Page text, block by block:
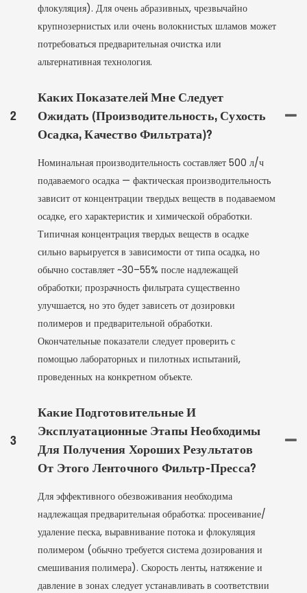
флокуляция). Для очень абразивных, чрезвычайно
крупнозернистых или очень волокнистых шламов может
потребоваться предварительная очистка или
альтернативная технология.
2
Каких Показателей Мне Следует
Ожидать (производительность, Сухость
Осадка, Качество Фильтрата)?
Номинальная производительность составляет 500 л/ч
подаваемого осадка — фактическая производительность
зависит от концентрации твердых веществ в подаваемом
осадке, его характеристик и химической обработки.
Типичная концентрация твердых веществ в осадке
сильно варьируется в зависимости от типа осадка, но
обычно составляет ~30–55% после надлежащей
обработки; прозрачность фильтрата существенно
улучшается, но это будет зависеть от дозировки
полимеров и предварительной обработки.
Окончательные показатели следует проверить с
помощью лабораторных и пилотных испытаний,
проведенных на конкретном объекте.
3
Какие Подготовительные И
Эксплуатационные Этапы Необходимы
Для Получения Хороших Результатов
От Этого Ленточного Фильтр-Пресса?
Для эффективного обезвоживания необходима
надлежащая предварительная обработка: просеивание/
удаление песка, выравнивание потока и флокуляция
полимером (обычно требуется система дозирования и
смешивания полимера). Скорость ленты, натяжение и
давление в зонах следует устанавливать в соответствии